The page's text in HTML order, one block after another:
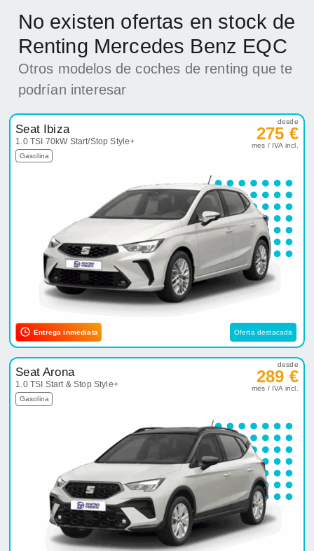
No existen ofertas en stock de
Renting Mercedes Benz EQC
Otros modelos de coches de renting que te
podrían interesar
Seat Ibiza
1.0 TSI 70kW Start/Stop Style+
Gasolina
desde
275 €
mes / IVA incl.
Entrega inmediata Oferta destacada
Seat Arona
1.0 TSI Start & Stop Style+
Gasolina
desde
289 €
mes / IVA incl.